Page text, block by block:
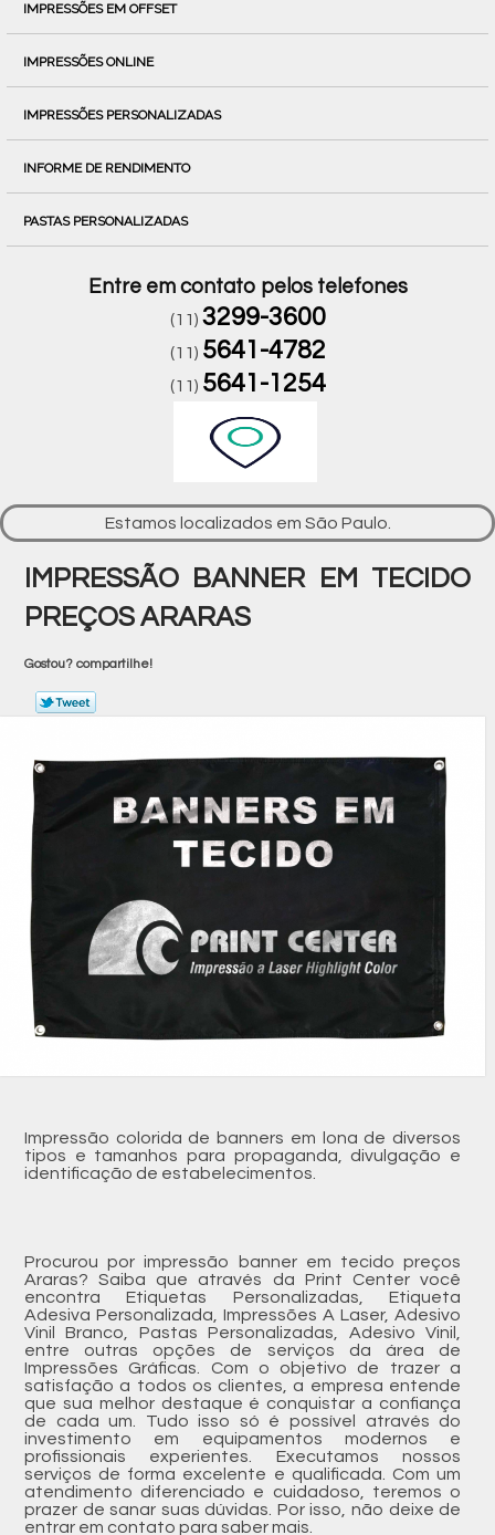
IMPRESSÕES EM OFFSET
IMPRESSÕES ONLINE
IMPRESSÕES PERSONALIZADAS
INFORME DE RENDIMENTO
PASTAS PERSONALIZADAS
Entre em contato pelos telefones
(11) 3299-3600
(11) 5641-4782
(11) 5641-1254
Estamos localizados em São Paulo.
IMPRESSÃO BANNER EM TECIDO
PREÇOS ARARAS
Gostou? compartilhe!
Impressão colorida de banners em lona de diversos
tipos e tamanhos para propaganda, divulgação e
identificação de estabelecimentos.
Procurou por impressão banner em tecido preços
Araras? Saiba que através da Print Center você
encontra Etiquetas Personalizadas, Etiqueta
Adesiva Personalizada, Impressões A Laser, Adesivo
Vinil Branco, Pastas Personalizadas, Adesivo Vinil,
entre outras opções de serviços da área de
Impressões Gráficas. Com o objetivo de trazer a
satisfação a todos os clientes, a empresa entende
que sua melhor destaque é conquistar a confiança
de cada um. Tudo isso só é possível através do
investimento em equipamentos modernos e
profissionais experientes. Executamos nossos
serviços de forma excelente e qualificada. Com um
atendimento diferenciado e cuidadoso, teremos o
prazer de sanar suas dúvidas. Por isso, não deixe de
entrar em contato para saber mais.